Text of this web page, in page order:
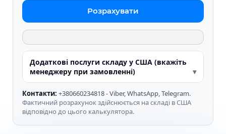
Розрахувати
Додаткові послуги складу у США (вкажіть
менеджеру при замовленні)
Контакти: +380660234818 - Viber, WhatsApp, Telegram.
Фактичний розрахунок здійснюється на складі в США
відповідно до цього калькулятора.